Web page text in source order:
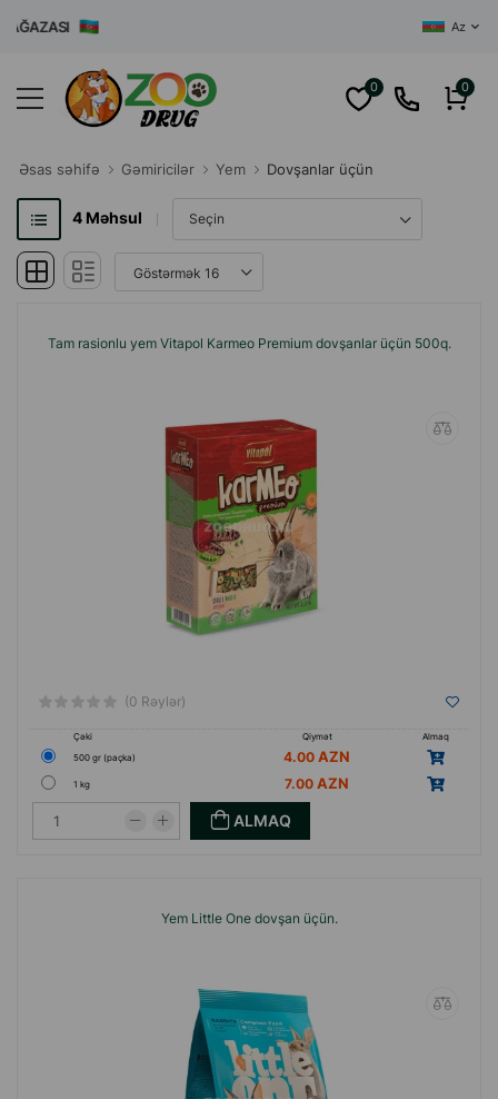
Az
0 0
Əsas səhifə Gəmiricilər Yem Dovşanlar üçün
4Məhsul
Tam rasionlu yem Vitapol Karmeo Premium dovşanlar üçün 500q.
(0 Rəylər)
Çəki Qiymət
Almaq
500 gr (paçka)
4.00
1 kg 7.00
ALMAQ
Yem Little One dovşan üçün.